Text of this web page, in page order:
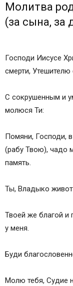
Молитва
(за сына, за
Господи Иисусе
смерти,
С сокрушенным и
молюся Ти:
Помяни, Господи,
(рабу Твою), чадо
память.
Ты, Владыко
Твоей же благой и
у меня.
Буди
Молю тебя, Судие